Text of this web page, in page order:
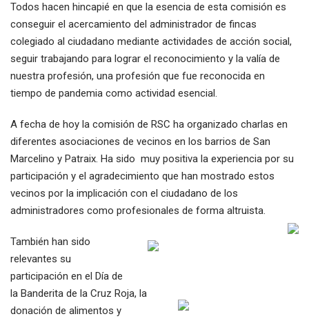
Todos hacen hincapié en que la esencia de esta comisión es
conseguir el acercamiento del administrador de fincas
colegiado al ciudadano mediante actividades de acción social,
seguir trabajando para lograr el reconocimiento y la valía de
nuestra profesión, una profesión que fue reconocida en
tiempo de pandemia como actividad esencial.
A fecha de hoy la comisión de RSC ha organizado charlas en
diferentes asociaciones de vecinos en los barrios de San
Marcelino y Patraix. Ha sido muy positiva la experiencia por su
participación y el agradecimiento que han mostrado estos
vecinos por la implicación con el ciudadano de los
administradores como profesionales de forma altruista.
También han sido
relevantes su
participación en el Día de
la Banderita de la Cruz Roja, la
donación de alimentos y